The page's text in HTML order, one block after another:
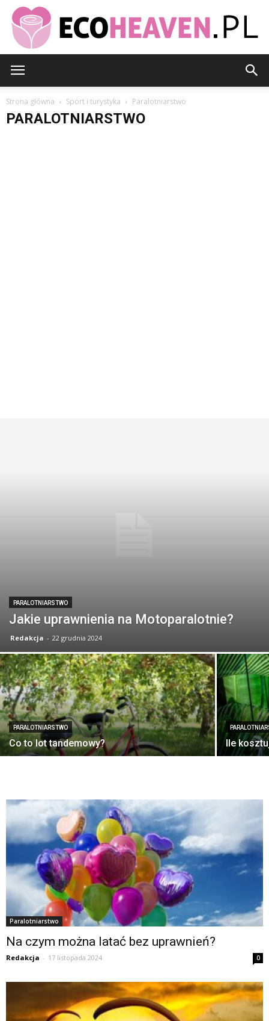
Strona główna Sport i turystyka Paralotniarstwo
PARALOTNIARSTWO
PARALOTNIARSTWO
Jakie uprawnienia na Motoparalotnie?
Redakcja - 22 grudnia 2024
PARALOTNIARSTWO
Co to lot tandemowy? Ile
Paralotniarstwo
Na czym można latać bez uprawnień?
Redakcja - 17 listopada 2024 0